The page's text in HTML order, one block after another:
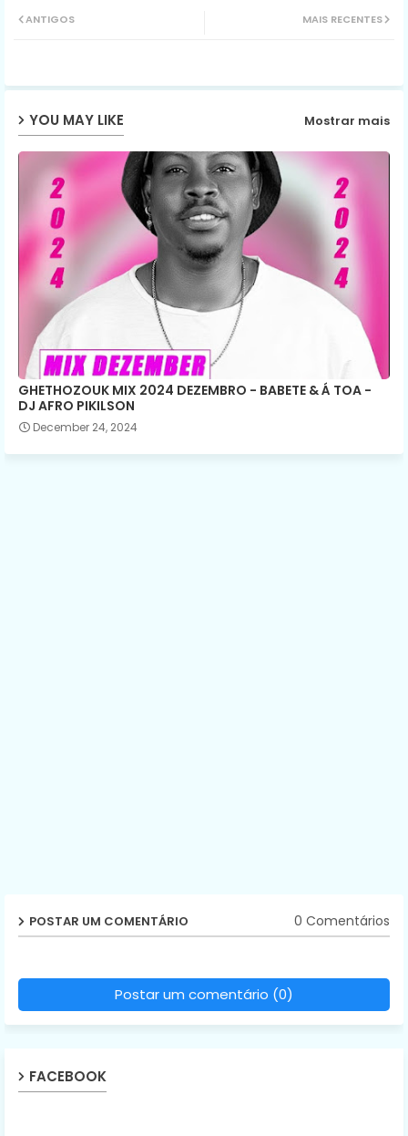
ap
MAIS RECENTES
ANTIGOS
YOU MAY LIKE Mostrar mais
GHETHOZOUK MIX 2024 DEZEMBRO - BABETE & Á TOA -
DJ AFRO PIKILSON
December 24, 2024
POSTAR UM COMENTÁRIO 0 Comentários
Postar um comentário (0)
FACEBOOK